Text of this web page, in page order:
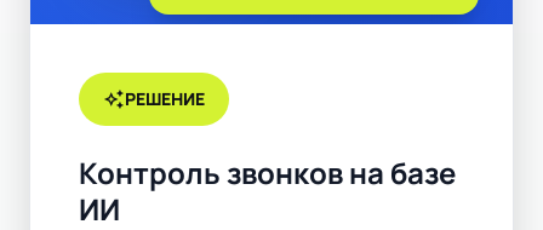
auto_awesomeРЕШЕНИЕ
Контроль звонков на базе
ИИ